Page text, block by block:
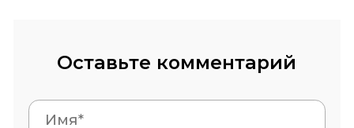
Оставьте комментарий